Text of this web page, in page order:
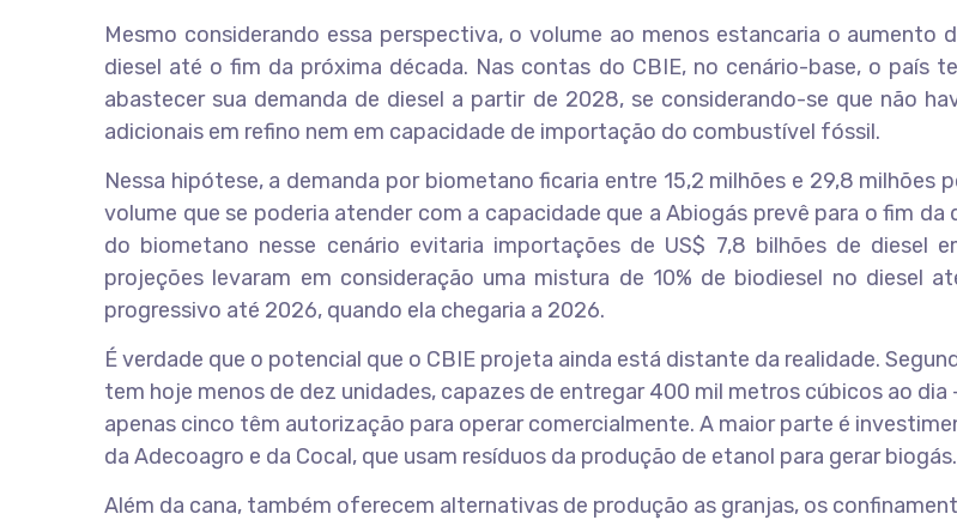
Mesmo considerando essa perspectiva, o volume ao menos estancaria o aumento
diesel até o fim da próxima década. Nas contas do CBIE, no cenário-base, o país
abastecer sua demanda de diesel a partir de 2028, se considerando-se que não
adicionais em refino nem em capacidade de importação do combustível fóssil.
Nessa hipótese, a demanda por biometano ficaria entre 15,2 milhões e 29,8 milhões
volume que se poderia atender com a capacidade que a Abiogás prevê para o fim da
do biometano nesse cenário evitaria importações de US$ 7,8 bilhões de diesel
projeções levaram em consideração uma mistura de 10% de biodiesel no diesel
progressivo até 2026, quando ela chegaria a 2026.
É verdade que o potencial que o CBIE projeta ainda está distante da realidade.
tem hoje menos de dez unidades, capazes de entregar 400 mil metros cúbicos ao dia
apenas cinco têm autorização para operar comercialmente. A maior parte é
da Adecoagro e da Cocal, que usam resíduos da produção de etanol para gerar biogás.
Além da cana, também oferecem alternativas de produção as granjas, os